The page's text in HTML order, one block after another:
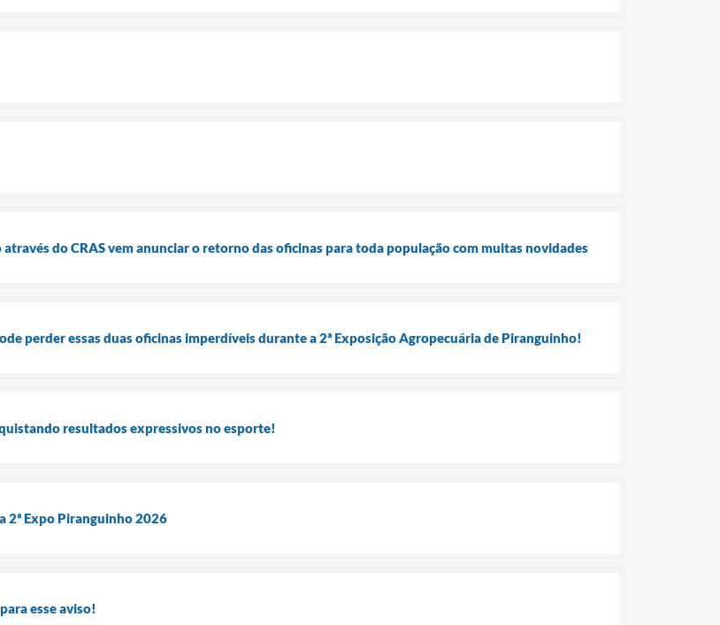
do CRAS vem anunciar o retorno das oficinas para toda população com muitas novidades
perder essas duas oficinas imperdíveis durante a 2ª Exposição Agropecuária de Piranguinho!
resultados expressivos no esporte!
2ª Expo Piranguinho 2026
esse aviso!